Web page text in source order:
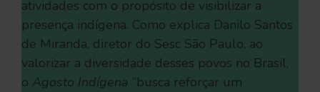
atividades com o propósito de visibilizar a
presença indígena. Como explica Danilo Santos
de Miranda, diretor do Sesc São Paulo, ao
valorizar a diversidade desses povos no Brasil,
o Agosto Indígena “busca reforçar um